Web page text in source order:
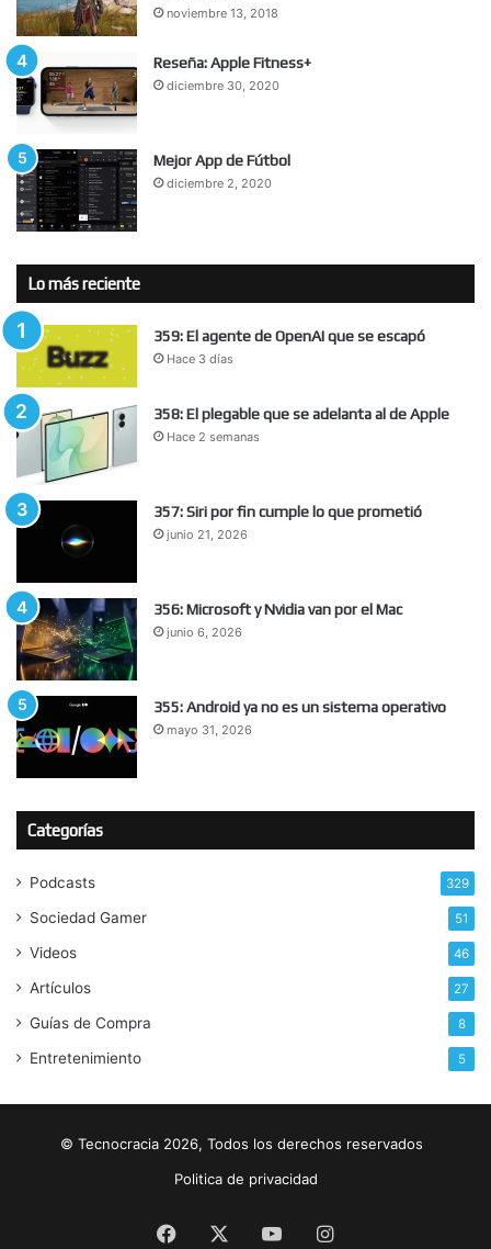
noviembre 13, 2018
Reseña: Apple Fitness+
diciembre 30, 2020
Mejor App de Fútbol
diciembre 2, 2020
Lo más reciente
359: El agente de OpenAI que se escapó
Hace 3 días
358: El plegable que se adelanta al de Apple
Hace 2 semanas
357: Siri por fin cumple lo que prometió
junio 21, 2026
356: Microsoft y Nvidia van por el Mac
junio 6, 2026
355: Android ya no es un sistema operativo
mayo 31, 2026
Categorías
Podcasts 329
Sociedad Gamer 51
Videos 46
Artículos 27
Guías de Compra 8
Entretenimiento 5
© Tecnocracia 2026, Todos los derechos reservados
Politica de privacidad
Facebook YouTubeInstagram